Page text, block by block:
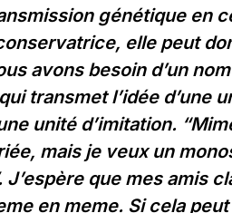
génétique en
elle peut
avons besoin d’un
transmet l’idée d’une
unité d’imitation.
mais je veux un
J’espère que mes amis
en meme. Si cela